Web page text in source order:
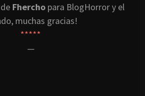
Fherchopara BlogHorror y el
muchas gracias!
*****
—